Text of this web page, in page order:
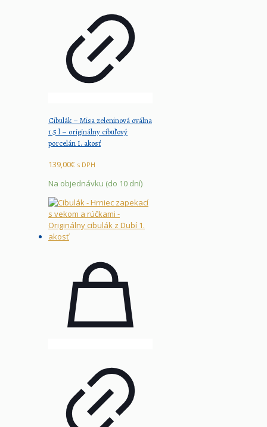
Cibulák – Misa zeleninová oválna
1.5 l – originálny cibuľový
porcelán I. akosť
139,00€ s DPH
Na objednávku (do 10 dní)